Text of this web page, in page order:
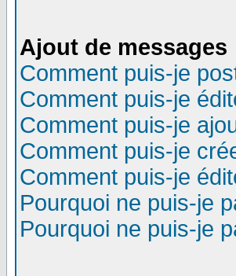
Ajout de messages
Comment puis-je
Comment puis-je
Comment puis-je
Comment puis-je
Comment puis-je
Pourquoi ne puis-je
Pourquoi ne puis-je